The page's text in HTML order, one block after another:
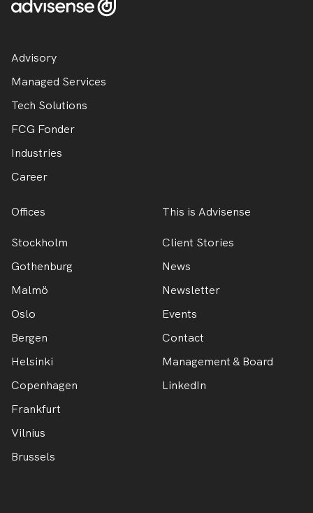
Advisory
Managed Services
Tech Solutions
FCG Fonder
Industries
Career
Offices
Stockholm
Gothenburg
Malmö
Oslo
Bergen
Helsinki
Copenhagen
Frankfurt
Vilnius
Brussels
This is Advisense
Client Stories
News
Newsletter
Events
Contact
Management & Board
LinkedIn